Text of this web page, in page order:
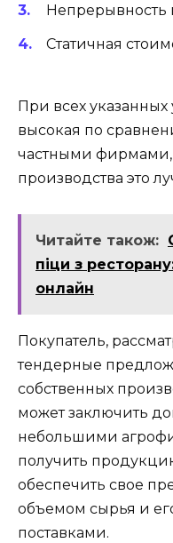
Непрерывность
Статичная
При всех указанных
высокая по
частными фирмами,
производства это
Читайте також:
піци з
онлайн
Покупатель,
тендерные
собственных
может заключить
небольшими
получить
обеспечить свое
объемом сырья и
поставками.